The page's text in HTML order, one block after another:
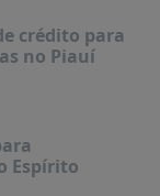
crédito para
no Piauí
Espírito